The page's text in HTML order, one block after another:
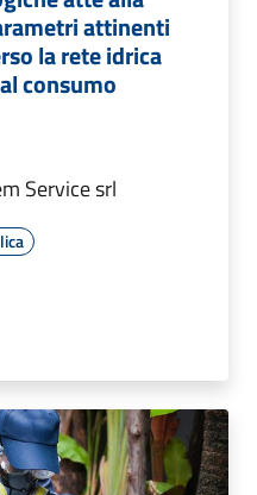
attinenti
la rete idrica
consumo
Service srl